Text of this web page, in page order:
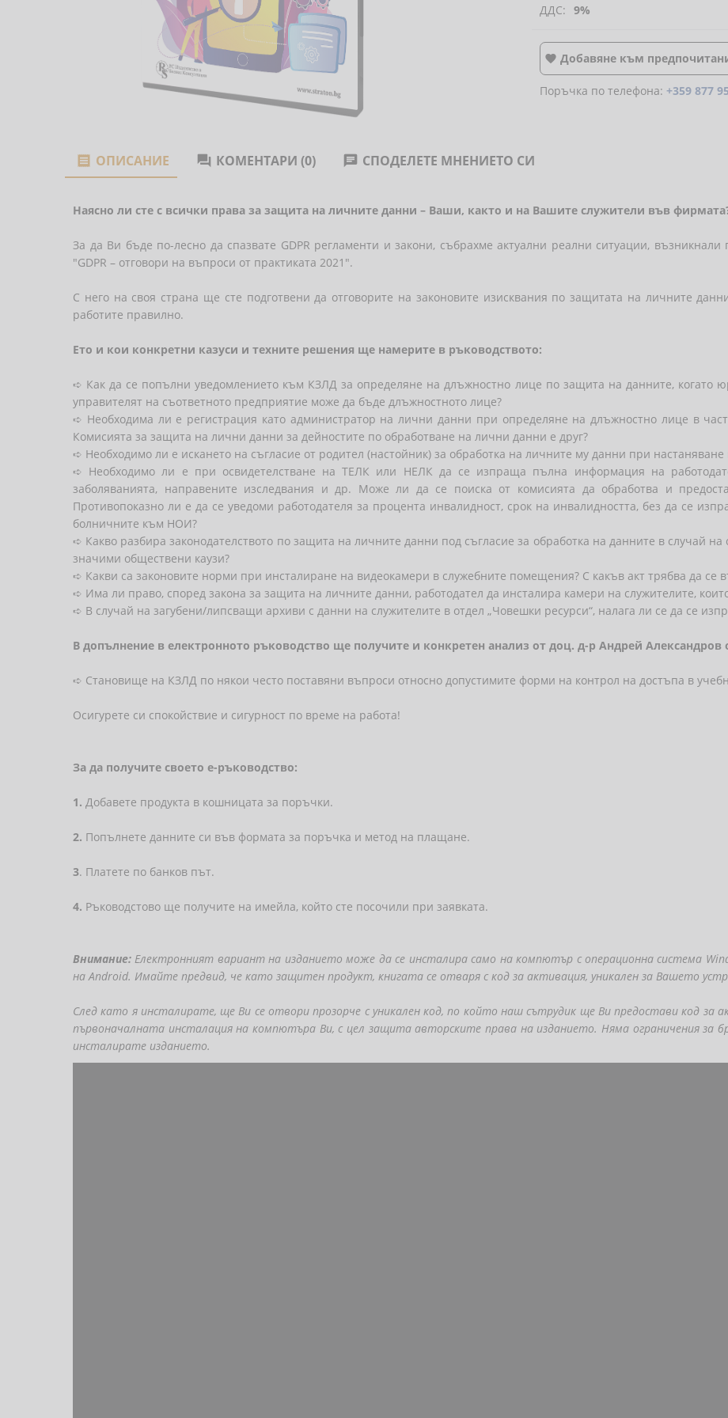
ДДС: 9%
 Добавяне към
Поръчка по телефона: +359 877
 ОПИСАНИЕ  КОМЕНТАРИ (0)  СПОДЕЛЕТЕ МНЕНИЕТО СИ
Наясно ли сте с всички права за защита на личните данни – Ваши, както и на Вашите служители във
За да Ви бъде по-лесно да спазвате GDPR регламенти и закони, събрахме актуални реални ситуации,
"GDPR – отговори на въпроси от практиката 2021".
С него на своя страна ще сте подготвени да отговорите на законовите изисквания по защитата на личните
работите правилно.
Ето и кои конкретни казуси и техните решения ще намерите в ръководството:
➪ Как да се попълни уведомлението към КЗЛД за определяне на длъжностно лице по защита на данните, когато
управителят на съответното предприятие може да бъде длъжностното лице?
➪ Необходима ли е регистрация като администратор на лични данни при определяне на длъжностно лице в
Комисията за защита на лични данни за дейностите по обработване на лични данни е друг?
➪ Необходимо ли е искането на съгласие от родител (настойник) за обработка на личните му данни при
➪ Необходимо ли е при освидетелстване на ТЕЛК или НЕЛК да се изпраща пълна информация на
заболяванията, направените изследвания и др. Може ли да се поиска от комисията да обработва и
Противопоказно ли е да се уведоми работодателя за процента инвалидност, срок на инвалидността, без да се
болничните към НОИ?
➪ Какво разбира законодателството по защита на личните данни под съгласие за обработка на данните в случай
значими обществени каузи?
➪ Какви са законовите норми при инсталиране на видеокамери в служебните помещения? С какъв акт трябва да се
➪ Има ли право, според закона за защита на личните данни, работодател да инсталира камери на служителите,
➪ В случай на загубени/липсващи архиви с данни на служителите в отдел „Човешки ресурси“, налага ли се да се
В допълнение в електронното ръководство ще получите и конкретен анализ от доц. д-р Андрей Александров
➪ Становище на КЗЛД по някои често поставяни въпроси относно допустимите форми на контрол на достъпа в
Осигурете си спокойствие и сигурност по време на работа!
За да получите своето е-ръководство:
1. Добавете продукта в кошницата за поръчки.
2. Попълнете данните си във формата за поръчка и метод на плащане.
3. Платете по банков път.
4. Ръководстово ще получите на имейла, който сте посочили при заявката.
Внимание: Електронният вариант на изданието може да се инсталира само на компютър с операционна система
на Android. Имайте предвид, че като защитен продукт, книгата се отваря с код за активация, уникален за Вашето
След като я инсталирате, ще Ви се отвори прозорче с уникален код, по който наш сътрудик ще Ви предостави код за
първоначалната инсталация на компютъра Ви, с цел защита авторските права на изданието. Няма ограничения
инсталирате изданието.